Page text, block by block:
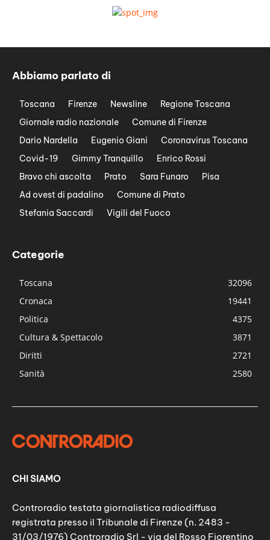
Abbiamo parlato di
Toscana Firenze Newsline
Regione Toscana
Giornale radio nazionale
Comune di Firenze
Dario Nardella
Eugenio Giani
Coronavirus Toscana
Covid-19
Gimmy Tranquillo
Enrico Rossi
Bravo chi ascolta
Prato Sara Funaro
Pisa
Ad ovest di padalino
Comune di Prato
Stefania Saccardi
Vigili del Fuoco
Categorie
Toscana
32096
Cronaca
19441
Politica
4375
Cultura & Spettacolo
3871
Diritti
2721
Sanità
2580
CHI SIAMO
Controradio testata giornalistica radiodiffusa
registrata presso il Tribunale di Firenze (n. 2483 -
31/03/1976) Controradio Srl - via del Rosso Fiorentino